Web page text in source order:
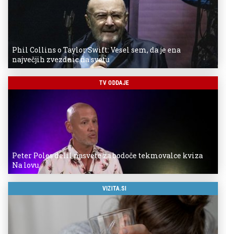
Phil Collins o Taylor Swift: Vesel sem, da je ena
največjih zvezdnic na svetu
TV ODDAJE
Peter Poles delil nasvete za bodoče tekmovalce kviza
Na lovu
VIZITA.SI